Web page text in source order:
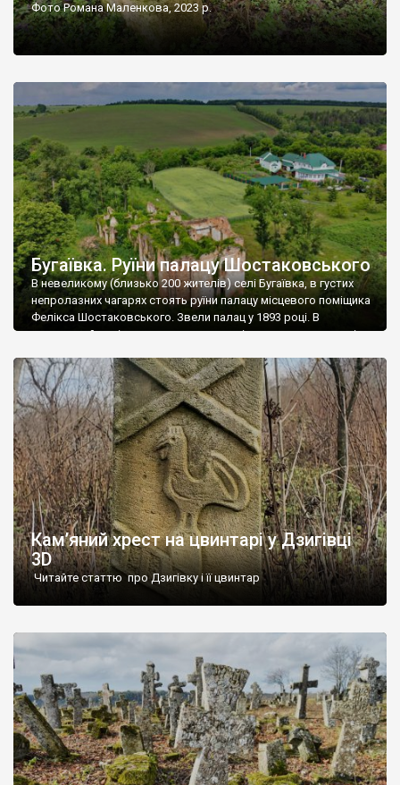
Фото Романа Маленкова, 2023 р.
Бугаївка. Руїни палацу Шостаковського
В невеликому (близько 200 жителів) селі Бугаївка, в густих
непролазних чагарях стоять руїни палацу місцевого поміщика
Фелікса Шостаковського. Звели палац у 1893 році. В
радянський період у ньому спочатку містилася школа, потім
століття тут розмістили туберкульозну лікарню. Коли із
палацу виїхала лікарня – ми точно не […]
Кам’яний хрест на цвинтарі у Дзигівці
3D
Читайте статтю про Дзигівку і її цвинтар